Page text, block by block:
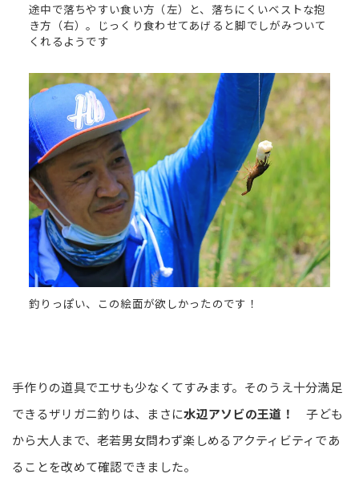
途中で落ちやすい食い方（左）と、落ちにくいベストな抱
き方（右）。じっくり食わせてあげると脚でしがみついて
くれるようです
釣りっぽい、この絵面が欲しかったのです！
手作りの道具でエサも少なくてすみます。そのうえ十分満足
できるザリガニ釣りは、まさに水辺アソビの王道！
子ども
から大人まで、老若男女問わず楽しめるアクティビティであ
ることを改めて確認できました。